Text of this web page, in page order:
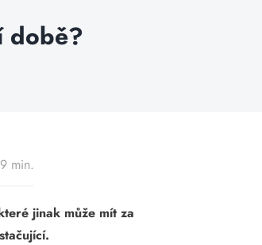
Balíčky internetu
době?
min.
jinak může mít za